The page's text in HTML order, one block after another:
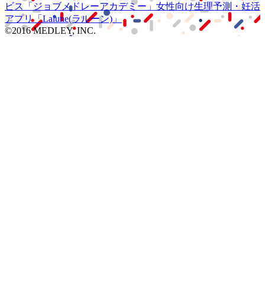
ビス
「ジョブメドレーアカデミー」 女性向け生理予測・妊活
アプリ「Lalune(ラルーン)」
©2016 MEDLEY, INC.